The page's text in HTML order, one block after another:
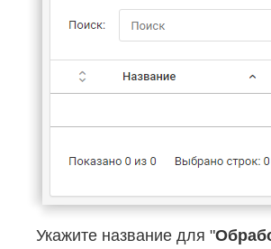
Укажите название для "